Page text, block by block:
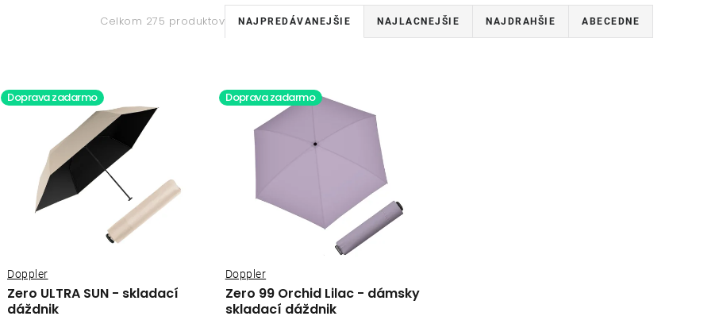
Celkom 275 produktovR
a
e
r
o
NAJPREDÁVANEJŠIE NAJLACNEJŠIE NAJDRAHŠIE ABECEDNE
ý
o
Doprava zadarmo
Zero ULTRA SUN - skladací
dáždnik
Doppler
Doprava zadarmo
Zero 99 Orchid Lilac - dámsky
skladací dáždnik
Doppler